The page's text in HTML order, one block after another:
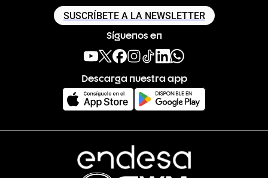
SUSCRÍBETE A LA NEWSLETTER
Síguenos en
Descarga nuestra app